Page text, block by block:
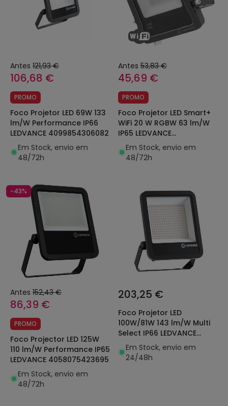
Antes 121,93 €
106,68 €
PROMO
Foco Projetor LED 69W 133
lm/W Performance IP66
LEDVANCE 4099854306082
Em Stock, envio em
48/72h
Antes 53,83 €
45,69 €
PROMO
Foco Projetor LED Smart+
WiFi 20 W RGBW 63 lm/W
IP65 LEDVANCE
4099854739880
Em Stock, envio em
48/72h
-43%
Antes 152,43 €
86,39 €
PROMO
Foco Projector LED 125W
110 lm/W Performance IP65
LEDVANCE 4058075423695
Em Stock, envio em
48/72h
203,25 €
Foco Projetor LED
100W/81W 143 lm/W Multi
Select IP66 LEDVANCE
4099854427428
Em Stock, envio em
24/48h